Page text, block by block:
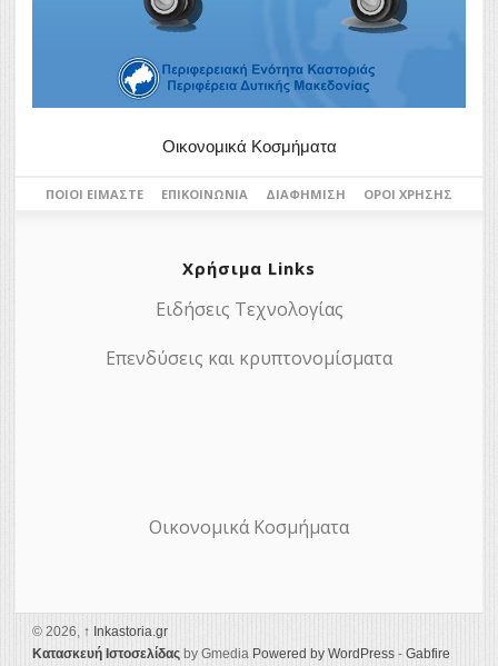
Οικονομικά Κοσμήματα
ΠΟΙΟΙ ΕΊΜΑΣΤΕ ΕΠΙΚΟΙΝΩΝΊΑ ΔΙΑΦΉΜΙΣΗ ΌΡΟΙ ΧΡΉΣΗΣ
Χρήσιμα Links
Ειδήσεις Τεχνολογίας
Επενδύσεις και κρυπτονομίσματα
Οικονομικά Κοσμήματα
© 2026, ↑ Ιnkastoria.gr
Κατασκευή Ιστοσελίδας by Gmedia Powered by WordPress - Gabfire